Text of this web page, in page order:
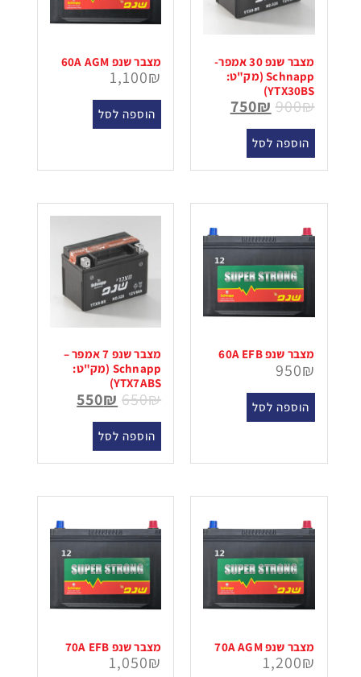
מצבר שנפ 30 אמפר-
Schnapp (מק"ט:
YTX30BS)
900₪
750₪
הוספה לסל
מצבר שנפ 60A AGM
1,100₪
הוספה לסל
מצבר שנפ 60A EFB
950₪
הוספה לסל
מצבר שנפ 7 אמפר –
Schnapp (מק"ט:
YTX7ABS)
650₪
550₪
הוספה לסל
מצבר שנפ 70A AGM
1,200₪
מצבר שנפ 70A EFB
1,050₪